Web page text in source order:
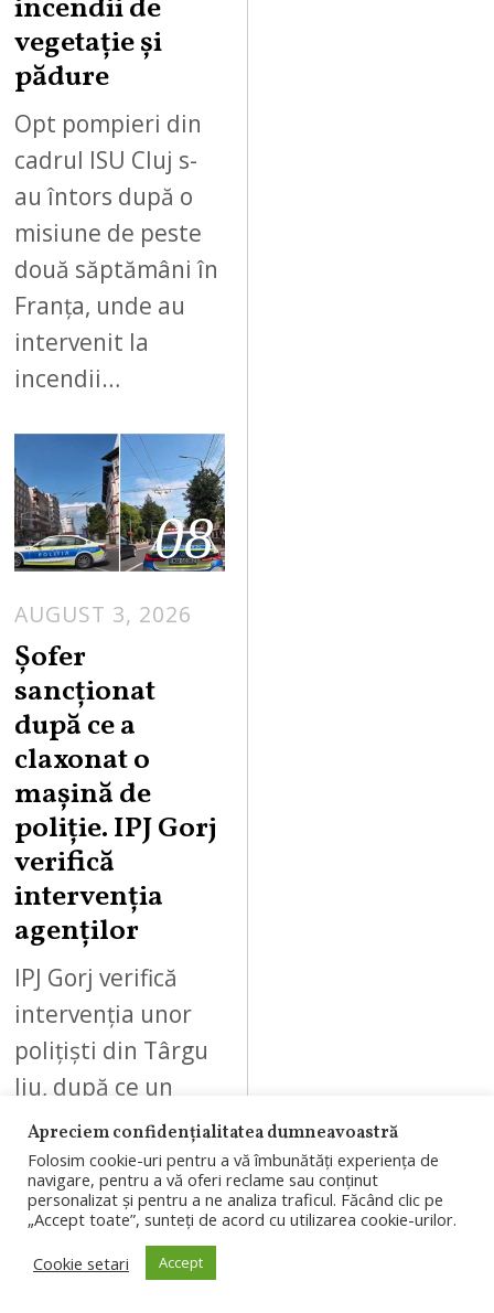
incendii de
vegetație și
pădure
Opt pompieri din
cadrul ISU Cluj s-
au întors după o
misiune de peste
două săptămâni în
Franța, unde au
intervenit la
incendii…
08
AUGUST 3, 2026
Șofer
sancționat
după ce a
claxonat o
mașină de
poliție. IPJ Gorj
verifică
intervenția
agenților
IPJ Gorj verifică
intervenția unor
polițiști din Târgu
Jiu, după ce un
șofer a susținut că
a fost oprit și
sancționat
deoarece…
Apreciem confidențialitatea dumneavoastră
Folosim cookie-uri pentru a vă îmbunătăți experiența de
navigare, pentru a vă oferi reclame sau conținut
personalizat și pentru a ne analiza traficul. Făcând clic pe
„Accept toate”, sunteți de acord cu utilizarea cookie-urilor.
Cookie setari
Accept